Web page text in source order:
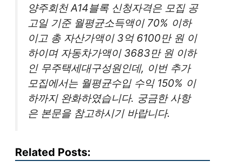
양주회천 A14블록 신청자격은 모집 공
고일 기준 월평균소득액이 70% 이하
이고 총 자산가액이 3억 6100만 원 이
하이며 자동차가액이 3683만 원 이하
인 무주택세대구성원인데, 이번 추가
모집에서는 월평균수입 수익 150% 이
하까지 완화하였습니다. 궁금한 사항
은 본문을 참고하시기 바랍니다.
Related Posts: